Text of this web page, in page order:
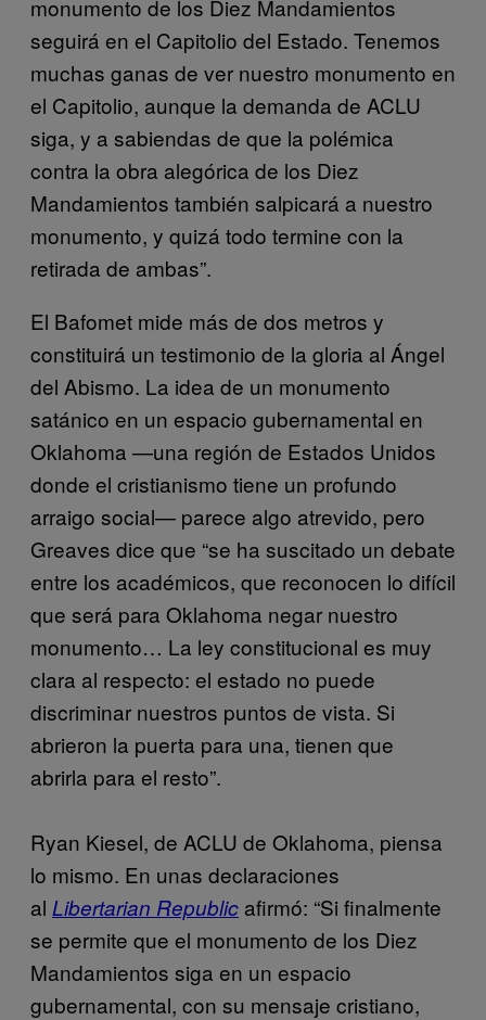
monumento de los Diez Mandamientos
seguirá en el Capitolio del Estado. Tenemos
muchas ganas de ver nuestro monumento en
el Capitolio, aunque la demanda de ACLU
siga, y a sabiendas de que la polémica
contra la obra alegórica de los Diez
Mandamientos también salpicará a nuestro
monumento, y quizá todo termine con la
retirada de ambas”.
El Bafomet mide más de dos metros y
constituirá un testimonio de la gloria al Ángel
del Abismo. La idea de un monumento
satánico en un espacio gubernamental en
Oklahoma —una región de Estados Unidos
donde el cristianismo tiene un profundo
arraigo social— parece algo atrevido, pero
Greaves dice que “se ha suscitado un debate
entre los académicos, que reconocen lo difícil
que será para Oklahoma negar nuestro
monumento… La ley constitucional es muy
clara al respecto: el estado no puede
discriminar nuestros puntos de vista. Si
abrieron la puerta para una, tienen que
abrirla para el resto”.
Ryan Kiesel, de ACLU de Oklahoma, piensa
lo mismo. En unas declaraciones
al Libertarian Republic afirmó: “Si finalmente
se permite que el monumento de los Diez
Mandamientos siga en un espacio
gubernamental, con su mensaje cristiano,